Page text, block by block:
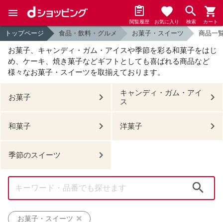
閲覧履歴 お気に入り 検索 カート
トップページ 食品・飲料・グルメ お菓子・スイーツ 商品一
お菓子、キャンディ・ガム・アイスや季節を彩る和菓子をはじ
め、 ケーキ、焼き菓子などギフトとしても喜ばれる商品など
様々なお菓子・スイーツを取揃えております。
お菓子
キャンディ・ガム・アイ
ス
和菓子 洋菓子
季節のスイーツ
お菓子・スイーツ